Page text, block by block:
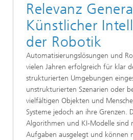
Relevanz
Künstlicher
der Robotik
Automatisierungslösungen und
vielen Jahren erfolgreich für klar
strukturierten Umgebungen
unstrukturierten Szenarien oder
vielfältigen Objekten und
Systeme jedoch an ihre Grenzen.
Algorithmen und KI-Modelle sind
Aufgaben ausgelegt und können